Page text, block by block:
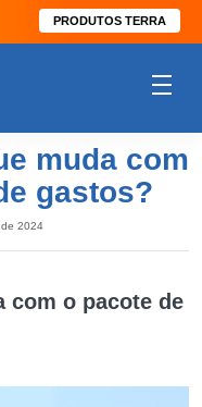
PRODUTOS TERRA
muda com
gastos?
2024
com o pacote de